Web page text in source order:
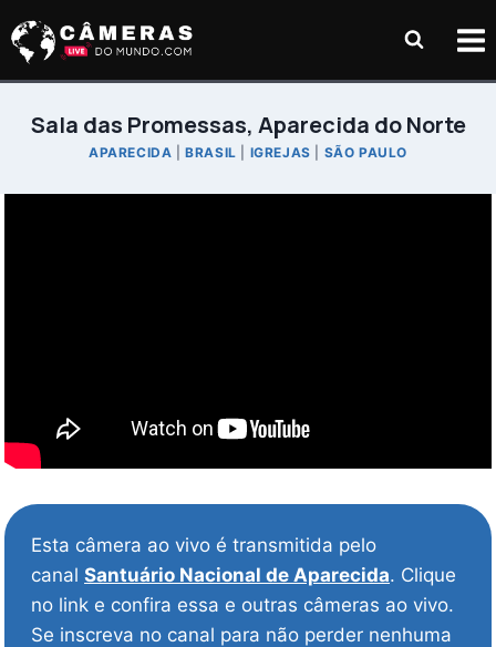
para
Sala das Promessas, Aparecida do Norte
APARECIDA |BRASIL IGREJAS SÃO PAULO
Esta câmera ao vivo é transmitida pelo
canal Santuário Nacional de Aparecida. Clique
no link e confira essa e outras câmeras ao vivo.
Se inscreva no canal para não perder nenhuma